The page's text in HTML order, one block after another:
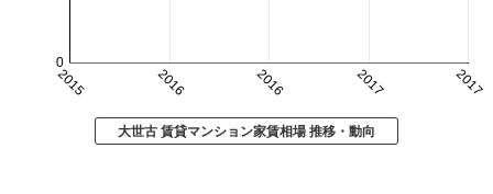
2015 2016 2016 2017 2017
0
大世古 賃貸マンション家賃相場 推移・動向